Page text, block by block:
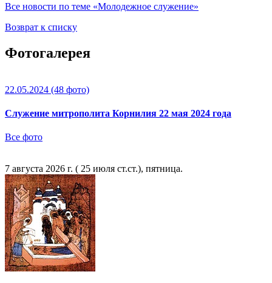
Все новости по теме «Молодежное служение»
Возврат к списку
Фотогалерея
22.05.2024 (48 фото)
Служение митрополита Корнилия 22 мая 2024 года
Все фото
7 августа 2026 г. ( 25 июля ст.ст.), пятница.